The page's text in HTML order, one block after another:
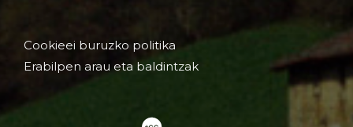
Cookieei buruzko politika
Erabilpen arau eta baldintzak